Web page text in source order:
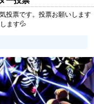
投票です。投票お願いします
ます💦